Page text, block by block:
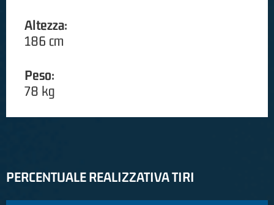
Altezza:
186 cm
Peso:
78 kg
PERCENTUALE REALIZZATIVA TIRI